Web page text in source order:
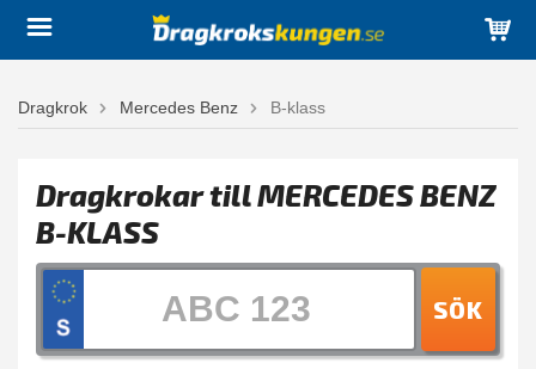
Dragkrok Mercedes Benz B-klass
Dragkrokar till MERCEDES BENZ
B-KLASS
SÖK